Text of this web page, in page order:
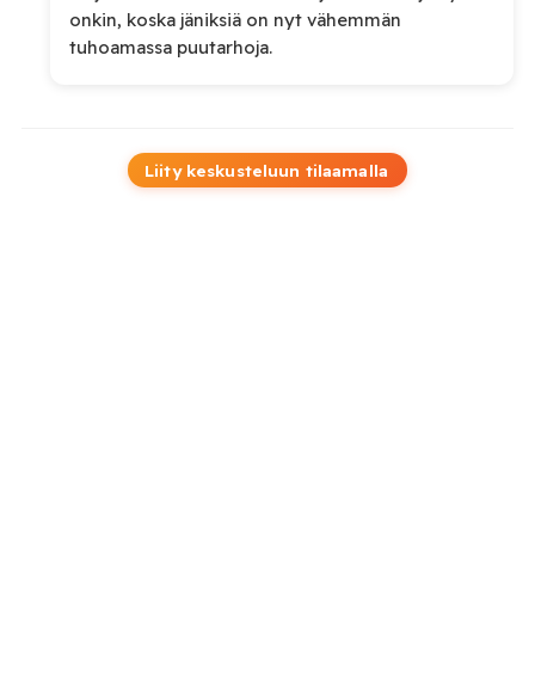
onkin, koska jäniksiä on nyt vähemmän
tuhoamassa puutarhoja.
Liity keskusteluun tilaamalla